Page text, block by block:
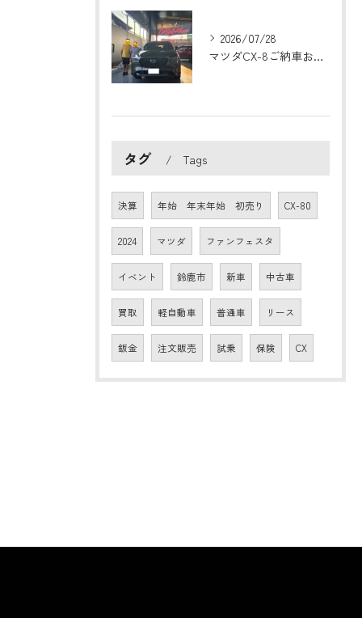
2026/07/28
マツダCX-8ご納車おめでとうございます！🎉
タグ Tags
決算 年始 年末年始 初売り CX-80
2024 マツダ ファンフェスタ
イベント 鈴鹿市 新車 中古車
買取 軽自動車 普通車 リース
鈑金 注文販売 試乗 保険 CX